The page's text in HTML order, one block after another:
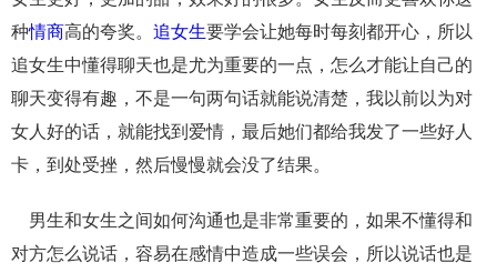
种情商高的夸奖。 追女生要学会让她每时每刻都开心，所以
追女生中懂得聊天也是尤为重要的一点，怎么才能让自己的
聊天变得有趣，不是一句两句话就能说清楚，我以前以为对
女人好的话，就能找到爱情，最后她们都给我发了一些好人
卡，到处受挫，然后慢慢就会没了结果。
男生和女生之间如何沟通也是非常重要的，如果不懂得和
对方怎么说话，容易在感情中造成一些误会，所以说话也是